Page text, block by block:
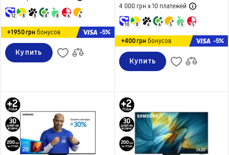
12 8 8 8 8 6 6
+1950 грн бонусов -5%
Купить
4 000 грн х 10платежей
10 8 6 6 5 5 5
+400 грн бонусов -5%
Купить